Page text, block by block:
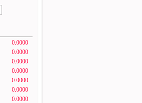
0.0000
0.0000
0.0000
0.0000
0.0000
0.0000
0.0000